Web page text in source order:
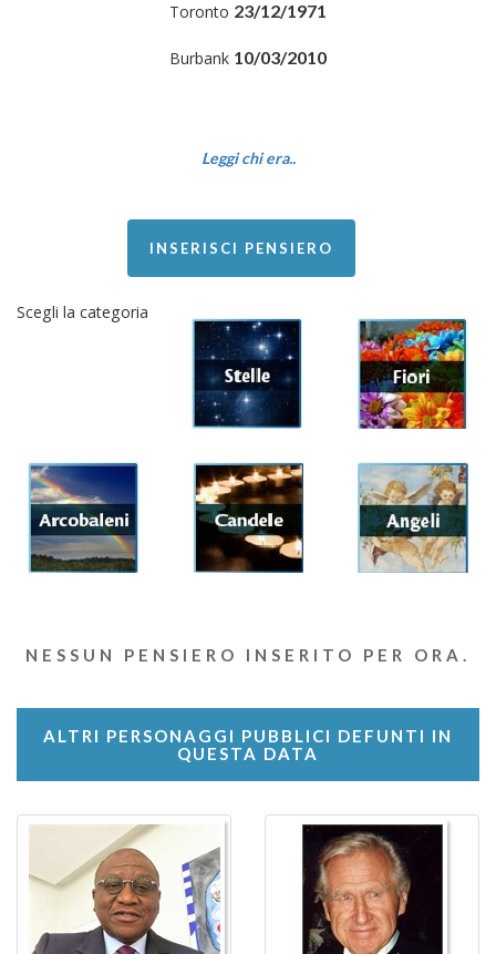
Toronto 23/12/1971
Burbank 10/03/2010
Leggi chi era..
INSERISCI PENSIERO
Scegli la categoria
NESSUN PENSIERO INSERITO PER ORA.
ALTRI PERSONAGGI PUBBLICI DEFUNTI IN
QUESTA DATA